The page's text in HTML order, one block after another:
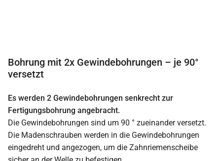
Bohrung mit 2x Gewindebohrungen – je 90°
versetzt
Es werden 2 Gewindebohrungen senkrecht zur
Fertigungsbohrung angebracht.
Die Gewindebohrungen sind um 90 ° zueinander versetzt.
Die Madenschrauben werden in die Gewindebohrungen
eingedreht und angezogen, um die Zahnriemenscheibe